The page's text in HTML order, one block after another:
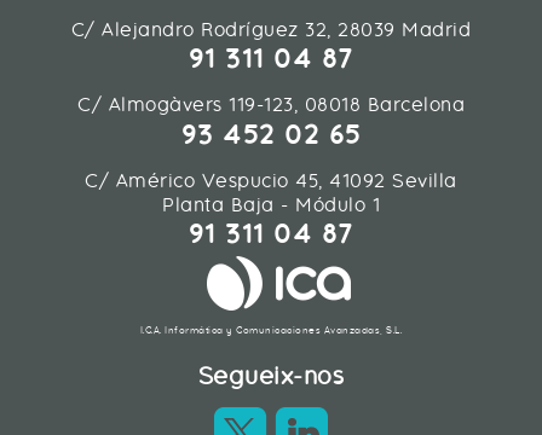
C/ Alejandro Rodríguez 32, 28039 Madrid
91 311 04 87
C/ Almogàvers 119-123, 08018 Barcelona
93 452 02 65
C/ Américo Vespucio 45, 41092 Sevilla
Planta Baja - Módulo 1
91 311 04 87
I.C.A. Informática y Comunicaciones Avanzadas, S.L.
Segueix-nos